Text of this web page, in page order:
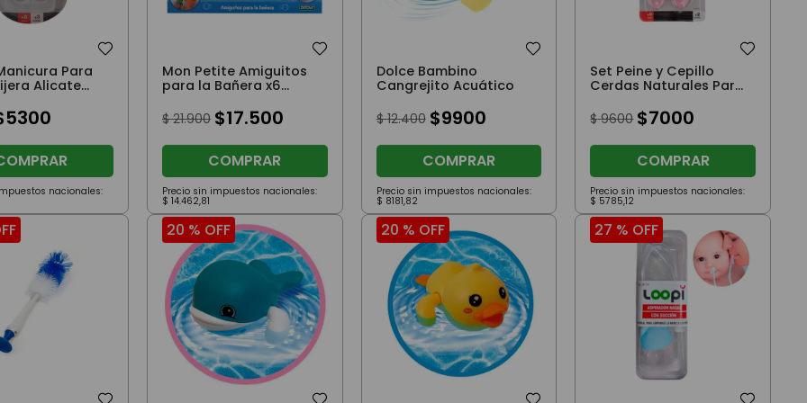
Para
Alicate
5300
nacionales:
Mon Petite Amiguitos
para la Bañera x6
$ 21.900 $17.500
COMPRAR
Precio sin impuestos nacionales:
$ 14.462,81
Dolce Bambino
Cangrejito Acuático
$ 12.400 $9900
COMPRAR
Precio sin impuestos nacionales:
$ 8181,82
Set Peine y Cepillo
Cerdas Naturales Para
$ 9600 $7000
COMPRAR
Precio sin impuestos nacionales:
$ 5785,12
20 % OFF 20 % OFF 27 % OFF